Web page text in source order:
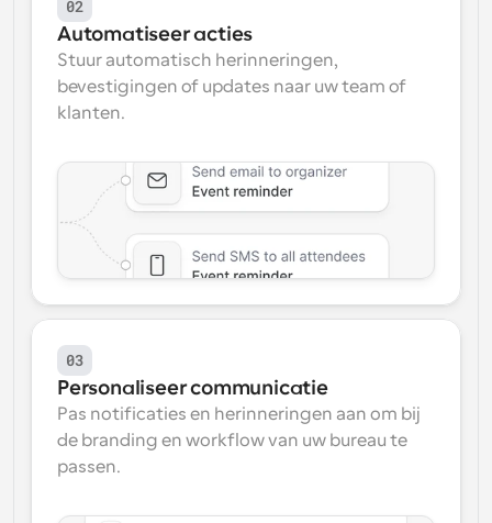
02
Automatiseer acties
Stuur automatisch herinneringen,
bevestigingen of updates naar uw team of
klanten.
03
Personaliseer communicatie
Pas notificaties en herinneringen aan om bij
de branding en workflow van uw bureau te
passen.